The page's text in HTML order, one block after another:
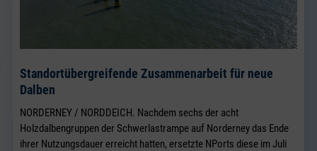
Standortübergreifende Zusammenarbeit für neue
Dalben
NORDERNEY / NORDDEICH. Nachdem sechs der acht
Holzdalbengruppen der Schwerlastrampe auf Norderney das Ende
ihrer Nutzungsdauer erreicht hatten, ersetzte NPorts diese im Juli